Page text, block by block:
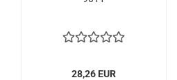
28,26 EUR